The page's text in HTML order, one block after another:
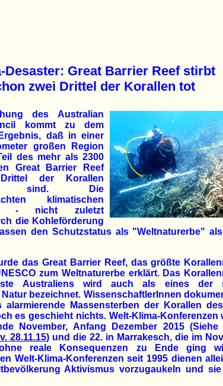
Desaster: Great Barrier Reef stirbt
zwei Drittel der Korallen tot
des Australian
kommt zu dem
daß in einer
großen Region
des mehr als 2300
Great Barrier Reef
der Korallen
sind. Die
klimatischen
- nicht zuletzt
die Kohleförderung
den Schutzstatus als "Weltnaturerbe"
das Great Barrier Reef, das größte
zum Weltnaturerbe erklärt. Das
Australiens wird auch als eines der
bezeichnet. WissenschaftlerInnen
alarmierende Massensterben der Korallen
es geschieht nichts. Welt-Klima-Konferenzen
November, Anfang Dezember 2015 (Siehe
28.11.15) und die 22. in Marrakesch, die im
reale Konsequenzen zu Ende ging
Welt-Klima-Konferenzen seit 1995 dienen
Aktivismus vorzugaukeln und